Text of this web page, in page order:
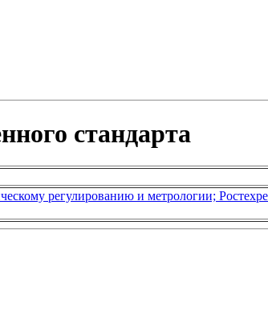
стандарта
регулированию и метрологии;